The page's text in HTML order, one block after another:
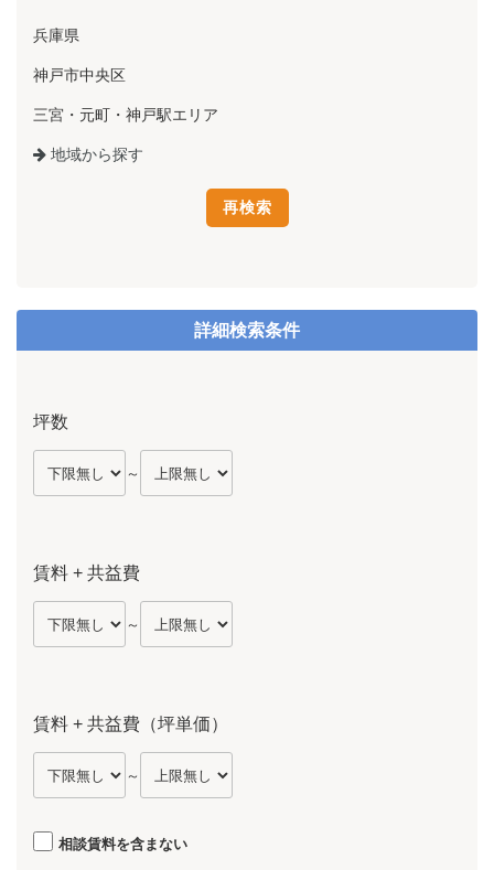
兵庫県
神戸市中央区
三宮・元町・神戸駅エリア
地域から探す
詳細検索条件
坪数
～
賃料 + 共益費
～
賃料 + 共益費（坪単価）
～
相談賃料を含まない